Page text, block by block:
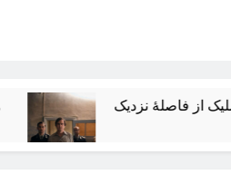
هالیوود